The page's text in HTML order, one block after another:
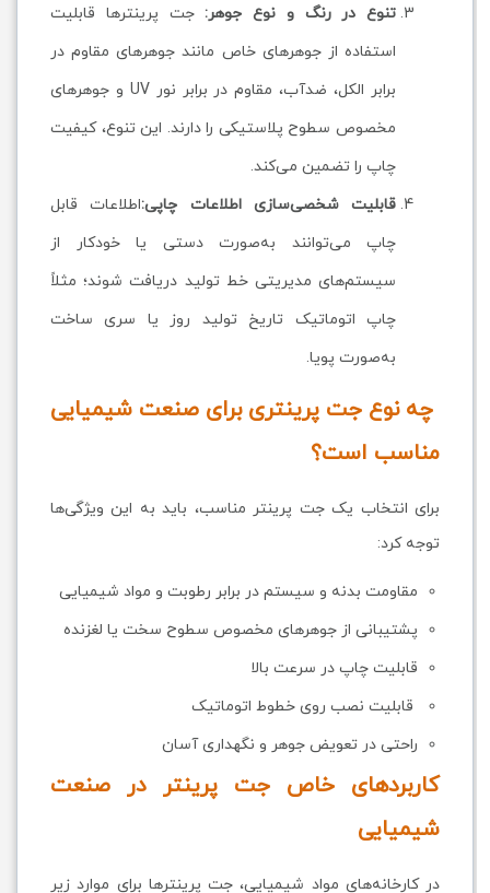
تنوع در رنگ و نوع جوهر:جت پرینترها قابلیت
استفاده از جوهرهای خاص مانند جوهرهای مقاوم در
برابر الکل، ضدآب، مقاوم در برابر نور UV و جوهرهای
مخصوص سطوح پلاستیکی را دارند. این تنوع، کیفیت
چاپ را تضمین می‌کند.
قابلیت شخصی‌سازی اطلاعات چاپی:اطلاعات قابل
چاپ می‌توانند به‌صورت دستی یا خودکار از
سیستم‌های مدیریتی خط تولید دریافت شوند؛ مثلاً
چاپ اتوماتیک تاریخ تولید روز یا سری ساخت
به‌صورت پویا.
چه نوع جت پرینتری برای صنعت شیمیایی
مناسب است؟
برای انتخاب یک جت پرینتر مناسب، باید به این ویژگی‌ها
توجه کرد:
مقاومت بدنه و سیستم در برابر رطوبت و مواد شیمیایی
پشتیبانی از جوهرهای مخصوص سطوح سخت یا لغزنده
قابلیت چاپ در سرعت بالا
قابلیت نصب روی خطوط اتوماتیک
راحتی در تعویض جوهر و نگهداری آسان
کاربردهای خاص جت پرینتر در صنعت
شیمیایی
در کارخانه‌های مواد شیمیایی، جت پرینترها برای موارد زیر